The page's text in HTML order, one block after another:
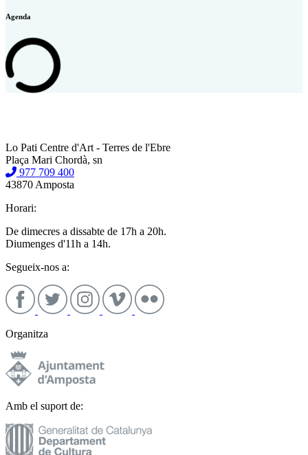
Agenda
Lo Pati Centre d'Art - Terres de l'Ebre
Plaça Mari Chordà, sn
977 709 400
43870 Amposta
Horari:
De dimecres a dissabte de 17h a 20h.
Diumenges d'11h a 14h.
Segueix-nos a:
Organitza
Amb el suport de: